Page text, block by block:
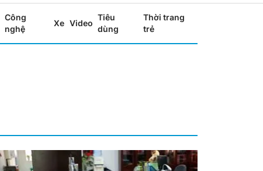
Công
nghệ
Xe Video
Tiêu
dùng
Thời trang
trẻ